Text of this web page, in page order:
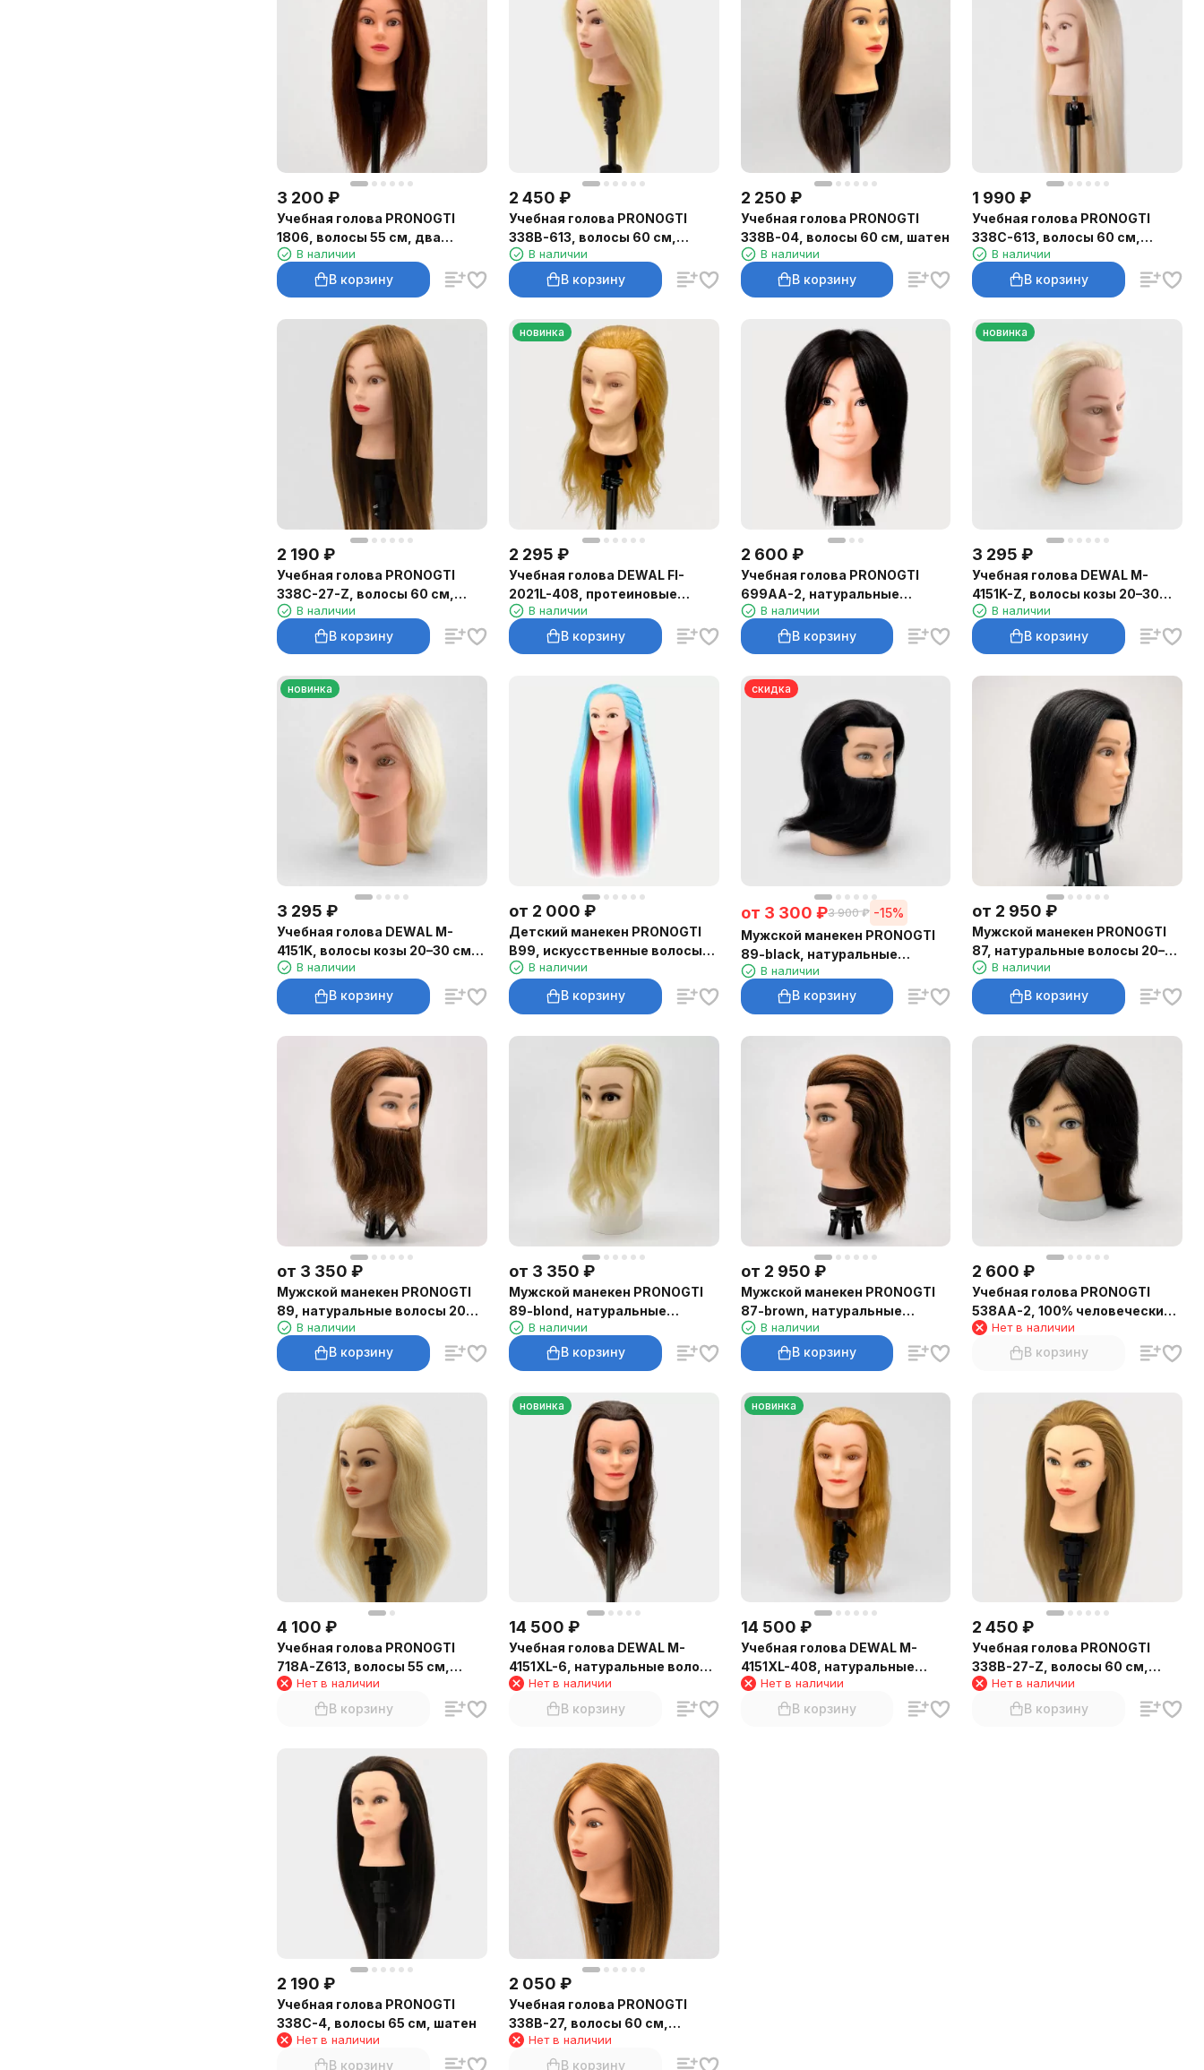
3 200 ₽
Учебная голова PRONOGTI
1806, волосы 55 см, два
оттенка
В наличии
В корзину
2 450 ₽
Учебная голова PRONOGTI
338B-613, волосы 60 см,
золотистый блонд
В наличии
В корзину
2 250 ₽
Учебная голова PRONOGTI
338B-04, волосы 60 см, шатен
В наличии
В корзину
1 990 ₽
Учебная голова PRONOGTI
338C-613, волосы 60 см,
блондВ наличии
В корзину
2 190 ₽
Учебная голова PRONOGTI
338C-27-Z, волосы 60 см,
русаяВ наличии
В корзину
новинка
2 295 ₽
Учебная голова DEWAL FI-
2021L-408, протеиновые
волосы 50–60 см, тёплый
блонд
В наличии
В корзину
2 600 ₽
Учебная голова PRONOGTI
699AA-2, натуральные
волосы 30 см, тёмный
оттенок
В наличии
В корзину
новинка
3 295 ₽
Учебная голова DEWAL M-
4151K-Z, волосы козы 20–30
см, зачёс назад
В наличии
В корзину
новинка
3 295 ₽
Учебная голова DEWAL M-
4151K, волосы козы 20–30 см,
холодный блонд
В наличии
В корзину
от 2 000 ₽
Детский манекен PRONOGTI
B99, искусственные волосы
60–65 см, 4 цвета
В наличии
В корзину
скидка
от 3 300 ₽3 900 ₽ -15%
Мужской манекен PRONOGTI
89-black, натуральные
волосы 20 см, чёрный с
бородой
В наличии
В корзину
от 2 950 ₽
Мужской манекен PRONOGTI
87, натуральные волосы 20–25
см, тёмный
В наличии
В корзину
от 3 350 ₽
Мужской манекен PRONOGTI
89, натуральные волосы 20
см, шатен с бородой
В наличии
В корзину
от 3 350 ₽
Мужской манекен PRONOGTI
89-blond, натуральные
волосы 20–25 см, блонд с
бородой
В наличии
В корзину
от 2 950 ₽
Мужской манекен PRONOGTI
87-brown, натуральные
волосы 20–25 см, шатен
В наличии
В корзину
2 600 ₽
Учебная голова PRONOGTI
538AA-2, 100% человеческие
волосы 30 см, брюнетка
Нет в наличии
В корзину
4 100 ₽
Учебная голова PRONOGTI
718A-Z613, волосы 55 см,
экстра-светлый блонд
Нет в наличии
В корзину
новинка
14 500 ₽
Учебная голова DEWAL M-
4151XL-6, натуральные волосы
50–60 см, тёмный шатен
Нет в наличии
В корзину
новинка
14 500 ₽
Учебная голова DEWAL M-
4151XL-408, натуральные
волосы 50–60 см, холодный
блонд
Нет в наличии
В корзину
2 450 ₽
Учебная голова PRONOGTI
338B-27-Z, волосы 60 см,
медный оттенок
Нет в наличии
В корзину
2 190 ₽
Учебная голова PRONOGTI
338C-4, волосы 65 см, шатен
Нет в наличии
В корзину
2 050 ₽
Учебная голова PRONOGTI
338B-27, волосы 60 см,
медный оттенок
Нет в наличии
В корзину